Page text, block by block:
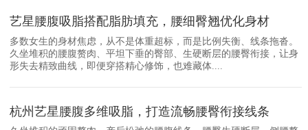
艺星腰腹吸脂搭配脂肪填充，腰细臀翘优化身材
多数女生的身材焦虑，从不是体重超标，而是比例失衡、线条拖沓。
久坐堆积的腰腹赘肉、平坦下垂的臀部、生硬断层的腰臀衔接，让身
形失去精致曲线，即便穿搭精心修饰，也难藏体....
杭州艺星腰腹多维吸脂，打造流畅腰臀衔接线条